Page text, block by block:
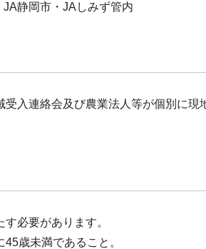
静岡市・JAしみず管内
受入連絡会及び農業法人等が個別に
必要があります。
歳未満であること。